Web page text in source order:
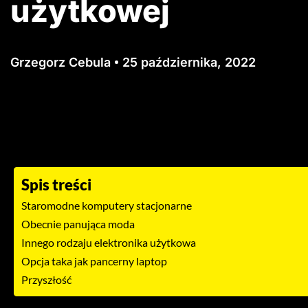
użytkowej
Grzegorz Cebula 25 października, 2022
Spis treści
Staromodne komputery stacjonarne
Obecnie panująca moda
Innego rodzaju elektronika użytkowa
Opcja taka jak pancerny laptop
Przyszłość